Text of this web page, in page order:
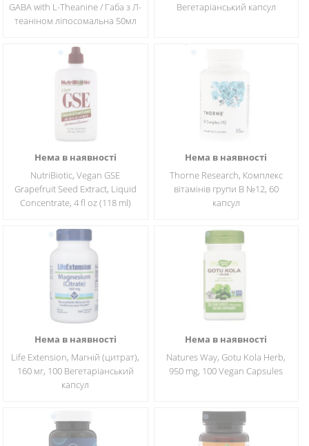
GABA with L-Theanine / Габа з Л-
теаніном ліпосомальна 50мл
Вегетаріанський капсул
Нема в наявності
NutriBiotic, Vegan GSE
Grapefruit Seed Extract, Liquid
Concentrate, 4 fl oz (118 ml)
Нема в наявності
Thorne Research, Комплекс
вітамінів групи B №12, 60
капсул
Нема в наявності
Life Extension, Магній (цитрат),
160 мг, 100 Вегетаріанський
капсул
Нема в наявності
Natures Way, Gotu Kola Herb,
950 mg, 100 Vegan Capsules